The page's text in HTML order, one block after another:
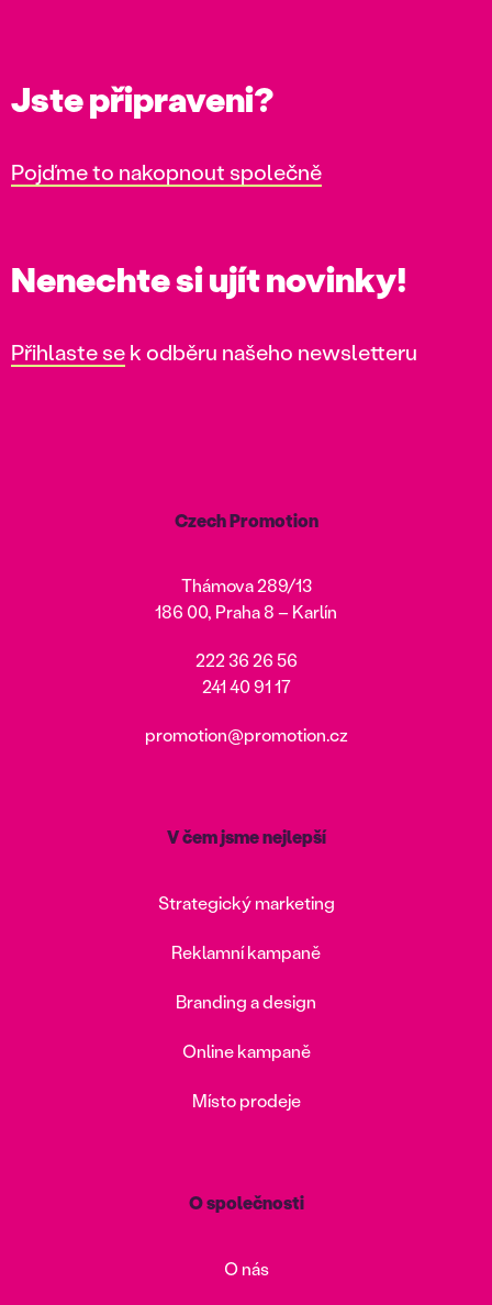
Jste připraveni?
Pojďme to nakopnout společně
Nenechte si ujít novinky!
Přihlaste sek odběru našeho newsletteru
Czech Promotion
Thámova 289/13
186 00, Praha 8 – Karlín
222 36 26 56
241 40 91 17
promotion@promotion.cz
V čem jsme nejlepší
Strategický marketing
Reklamní kampaně
Branding a design
Online kampaně
Místo prodeje
O společnosti
O nás